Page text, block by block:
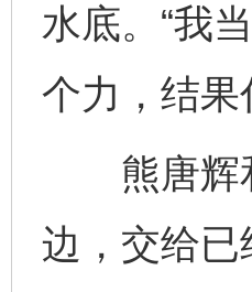
水底。“我
个力，结果
熊唐辉和
边，交给